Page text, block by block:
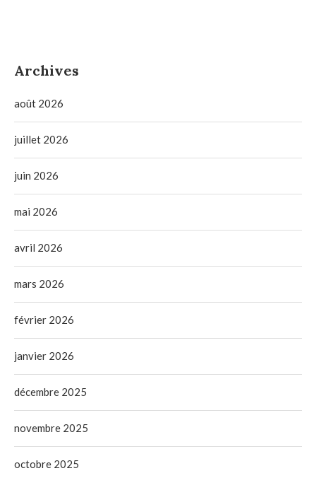
Archives
août 2026
juillet 2026
juin 2026
mai 2026
avril 2026
mars 2026
février 2026
janvier 2026
décembre 2025
novembre 2025
octobre 2025